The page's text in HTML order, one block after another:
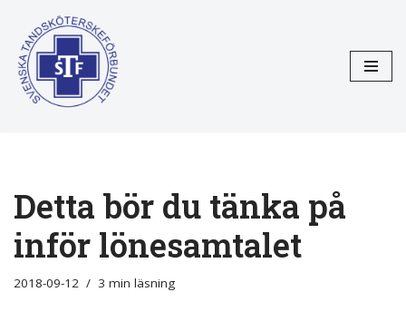
Hoppa
till
innehåll
Detta bör du tänka på
inför lönesamtalet
2018-09-12 3 min läsning